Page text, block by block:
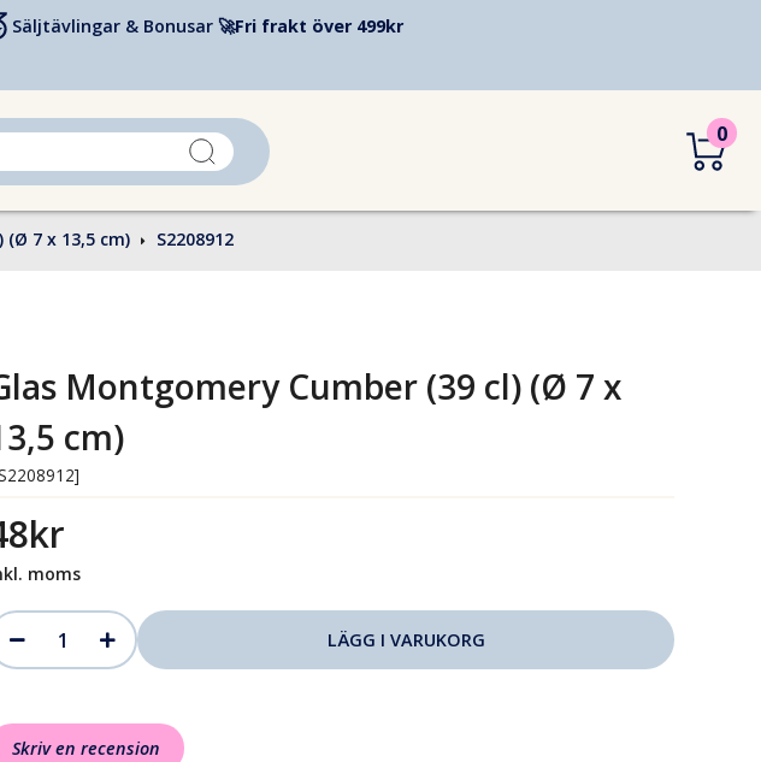
Säljtävlingar & Bonusar 🚀Fri frakt över 499kr
0
(Ø 7 x 13,5 cm) S2208912
Montgomery Cumber (39 cl) (Ø 7 x
cm)
moms
Skriv en recension